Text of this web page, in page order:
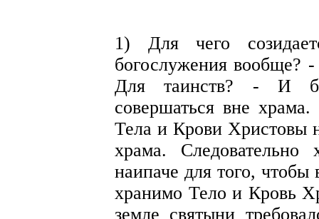
1) Для чего
богослужения вообще?
Для таинств? - И
совершаться вне
Тела и Крови Христовы
храма. Следовательно
наипаче для того,
хранимо Тело и Кровь
земле святыни